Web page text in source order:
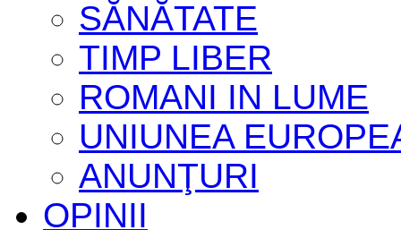
SĂNĂTATE
TIMP LIBER
ROMANI IN LUME
UNIUNEA
ANUNŢURI
OPINII